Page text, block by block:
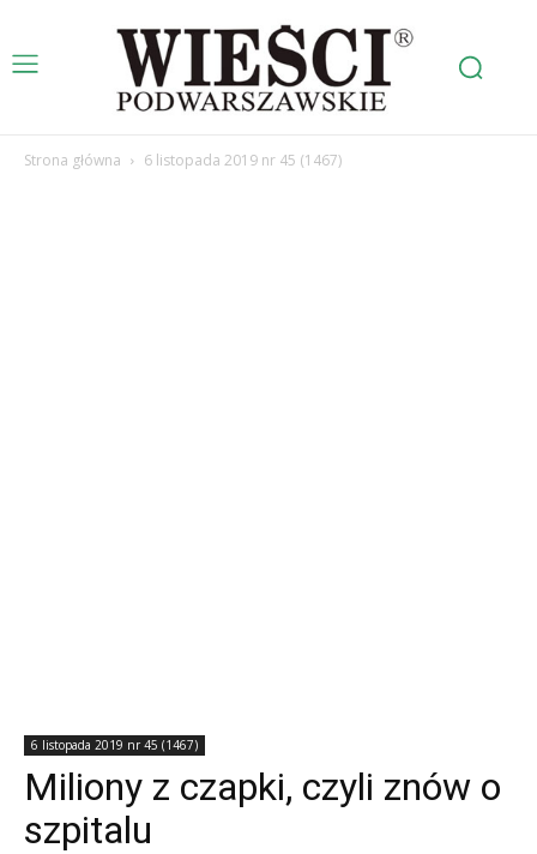
Strona główna 6 listopada 2019 nr 45 (1467)
6 listopada 2019 nr 45 (1467)
Miliony z czapki, czyli znów o
szpitalu